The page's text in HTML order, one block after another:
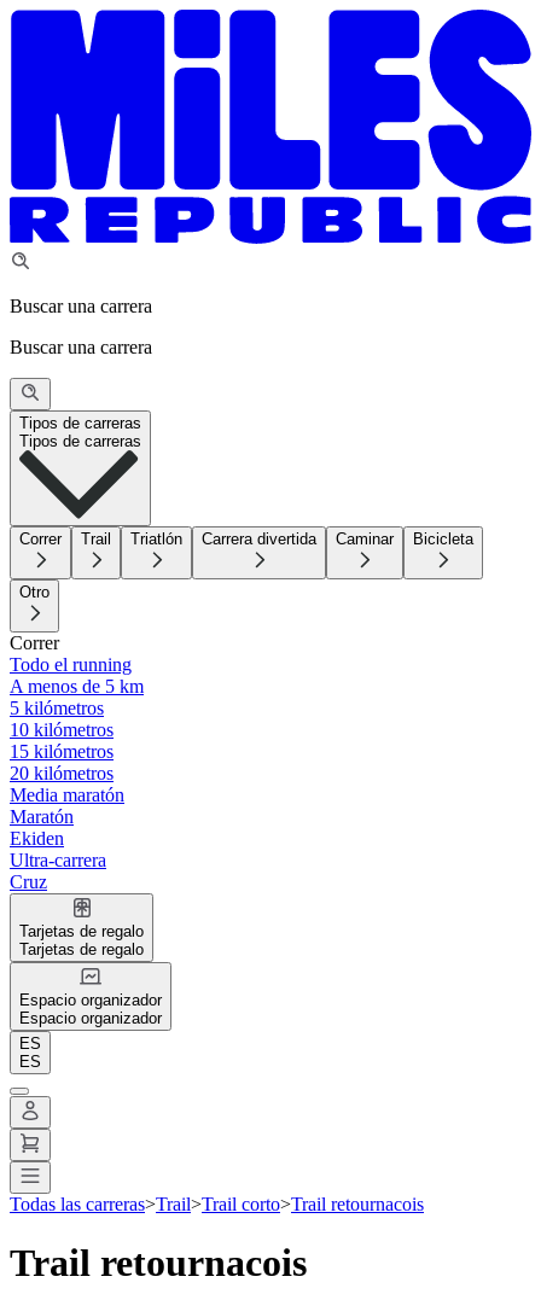
Buscar una carrera
Buscar una carrera
Tipos de carreras
Tipos de carreras
Correr Trail Triatlón Carrera divertida Caminar Bicicleta
Otro
Correr
Todo el running
A menos de 5 km
5 kilómetros
10 kilómetros
15 kilómetros
20 kilómetros
Media maratón
Maratón
Ekiden
Ultra-carrera
Cruz
Tarjetas de regalo
Tarjetas de regalo
Espacio organizador
Espacio organizador
ES
ES
Todas las carreras>Trail>Trail corto>Trail retournacois
Trail retournacois